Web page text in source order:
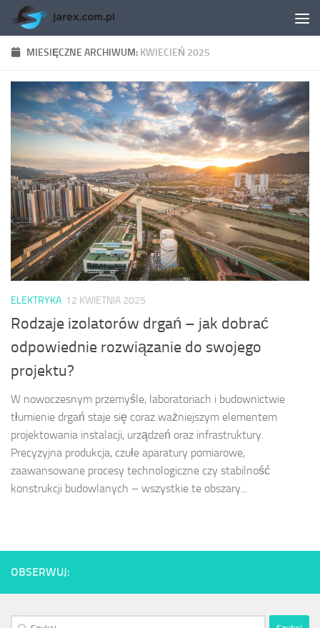
Skip to content
MIESIĘCZNE ARCHIWUM: KWIECIEŃ 2025
ELEKTRYKA 12 KWIETNIA 2025
Rodzaje izolatorów drgań – jak dobrać
odpowiednie rozwiązanie do swojego
projektu?
W nowoczesnym przemyśle, laboratoriach i budownictwie
tłumienie drgań staje się coraz ważniejszym elementem
projektowania instalacji, urządzeń oraz infrastruktury.
Precyzyjna produkcja, czułe aparatury pomiarowe,
zaawansowane procesy technologiczne czy stabilność
konstrukcji budowlanych – wszystkie te obszary...
OBSERWUJ:
Szukaj: